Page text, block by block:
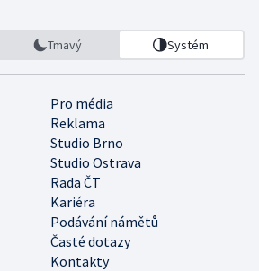
Tmavý Systém
Pro média
Reklama
Studio Brno
Studio Ostrava
Rada ČT
Kariéra
Podávání námětů
Časté dotazy
Kontakty